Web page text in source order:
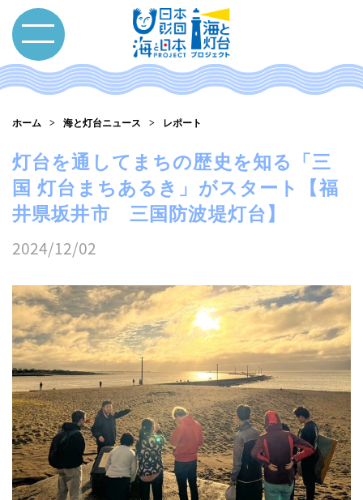
ホーム 海と灯台ニュース レポート
灯台を通してまちの歴史を知る「三
国 灯台まちあるき」がスタート【福
井県坂井市 三国防波堤灯台】
2024/12/02